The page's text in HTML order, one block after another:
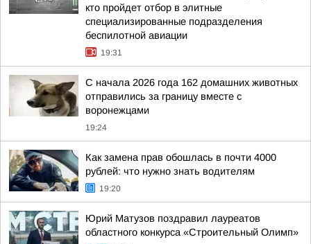
кто пройдет отбор в элитные
специализированные подразделения
беспилотной авиации
19:31
С начала 2026 года 162 домашних животных
отправились за границу вместе с
воронежцами
19:24
Как замена прав обошлась в почти 4000
рублей: что нужно знать водителям
19:20
Юрий Матузов поздравил лауреатов
областного конкурса «Строительный Олимп»